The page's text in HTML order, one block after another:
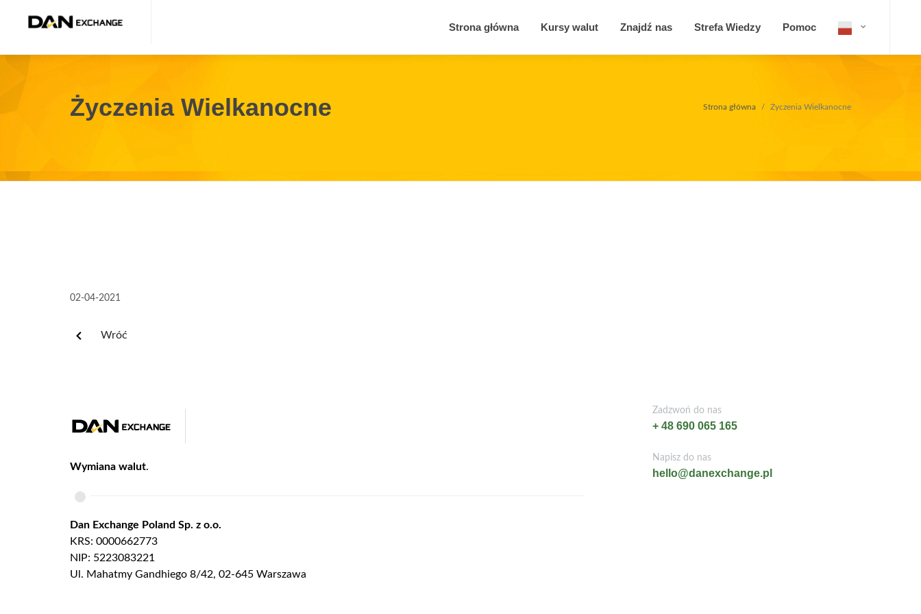
Strona główna Kursy walut Znajdź nas Strefa Wiedzy Pomoc
Życzenia Wielkanocne Strona główna Życzenia Wielkanocne
02-04-2021
Wróć
Wymiana walut.
Dan Exchange Poland Sp. z o.o.
KRS: 0000662773
NIP: 5223083221
Ul. Mahatmy Gandhiego 8/42, 02-645 Warszawa
Zadzwoń do nas
+ 48 690 065 165
Napisz do nas
hello@danexchange.pl